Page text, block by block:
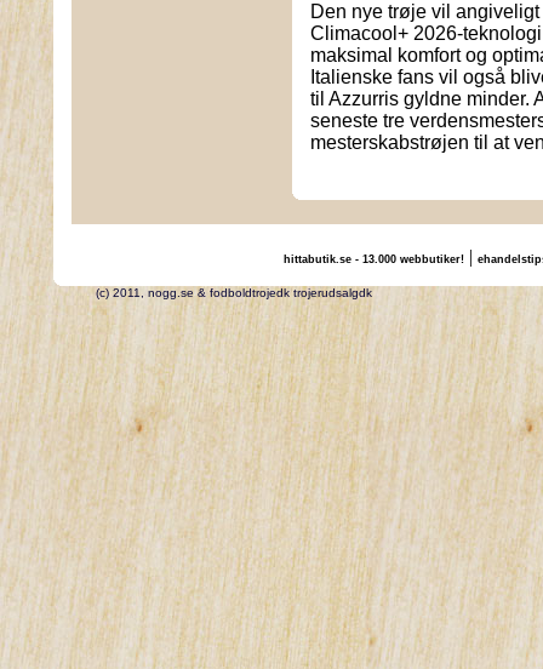
Den nye trøje vil
Climacool+ 2026-
maksimal komfort og
Italienske fans vil også
til Azzurris gyldne minder.
seneste tre
mesterskabstrøjen til at
hittabutik.se - 13.000 webbutiker!|
(c) 2011, nogg.se & fodboldtrojedk trojerudsalgdk